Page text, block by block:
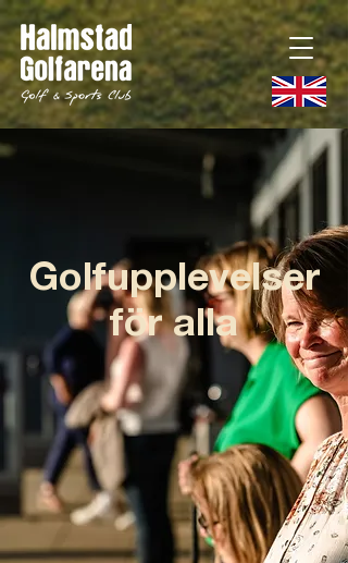
Golfupplevelser
för alla